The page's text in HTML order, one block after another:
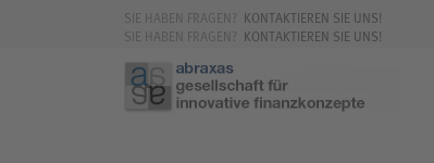
SIE HABEN FRAGEN? KONTAKTIEREN SIE UNS!
SIE HABEN FRAGEN? KONTAKTIEREN SIE UNS!